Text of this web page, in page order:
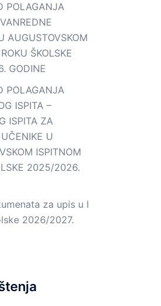
POLAGANJA
AUGUSTOVSKOM
ŠKOLSKE
GODINE
POLAGANJA
ISPITA –
ISPITA ZA
U
ISPITNOM
2025/2026.
za upis u I
2026/2027.